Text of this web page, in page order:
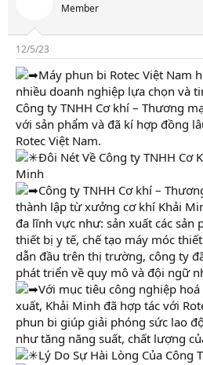
s
t
a
t
e
r
Member
12/5/23
Máy phun bi Rotec Việt Nam
nhiều doanh nghiệp lựa chọn và
Công ty TNHH Cơ khí – Thương
với sản phẩm và đã kí hợp đồng
Rotec Việt Nam.
Đôi Nét Về Công ty TNHH Cơ
Minh
Công ty TNHH Cơ khí –
thành lập từ xưởng cơ khí Khải
đa lĩnh vực như: sản xuất các sản
thiết bị y tế, chế tạo máy móc
dẫn đầu trên thị trường, công ty
phát triển về quy mô và đội ngữ
Với mục tiêu công nghiệp
xuất, Khải Minh đã hợp tác với
phun bi giúp giải phóng sức lao
như tăng năng suất, chất lượng
Lý Do Sự Hài Lòng Của Công